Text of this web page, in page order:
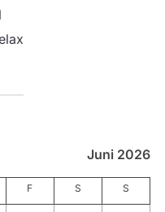
Juni 2026
F S S